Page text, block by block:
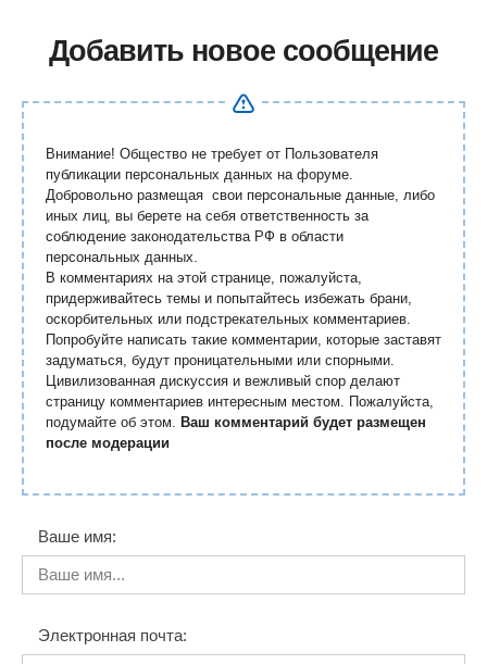
Добавить новое сообщение
Внимание! Общество не требует от Пользователя
публикации персональных данных на форуме.
Добровольно размещая свои персональные данные, либо
иных лиц, вы берете на себя ответственность за
соблюдение законодательства РФ в области
персональных данных.
В комментариях на этой странице, пожалуйста,
придерживайтесь темы и попытайтесь избежать брани,
оскорбительных или подстрекательных комментариев.
Попробуйте написать такие комментарии, которые заставят
задуматься, будут проницательными или спорными.
Цивилизованная дискуссия и вежливый спор делают
страницу комментариев интересным местом. Пожалуйста,
подумайте об этом. Ваш комментарий будет размещен
после модерации
Ваше имя:
Электронная почта: